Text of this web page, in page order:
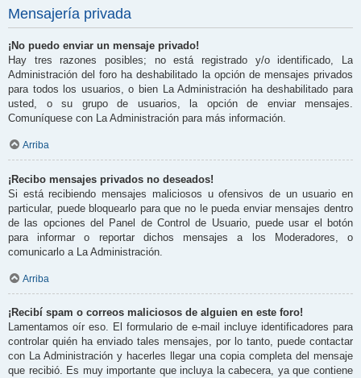
Mensajería privada
¡No puedo enviar un mensaje privado!
Hay tres razones posibles; no está registrado y/o identificado, La
Administración del foro ha deshabilitado la opción de mensajes privados
para todos los usuarios, o bien La Administración ha deshabilitado para
usted, o su grupo de usuarios, la opción de enviar mensajes.
Comuníquese con La Administración para más información.
Arriba
¡Recibo mensajes privados no deseados!
Si está recibiendo mensajes maliciosos u ofensivos de un usuario en
particular, puede bloquearlo para que no le pueda enviar mensajes dentro
de las opciones del Panel de Control de Usuario, puede usar el botón
para informar o reportar dichos mensajes a los Moderadores, o
comunicarlo a La Administración.
Arriba
¡Recibí spam o correos maliciosos de alguien en este foro!
Lamentamos oír eso. El formulario de e-mail incluye identificadores para
controlar quién ha enviado tales mensajes, por lo tanto, puede contactar
con La Administración y hacerles llegar una copia completa del mensaje
que recibió. Es muy importante que incluya la cabecera, ya que contiene